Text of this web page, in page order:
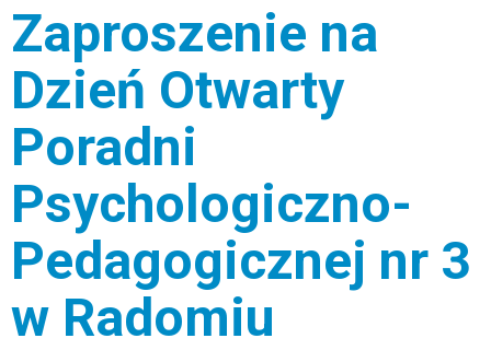
Zaproszenie na
Dzień Otwarty
Poradni
Psychologiczno-
Pedagogicznej nr 3
w Radomiu